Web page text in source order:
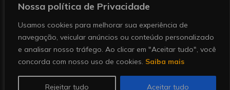
Nossa política de Privacidade
Usamos cookies para melhorar sua experiência de
navegação, veicular anúncios ou conteúdo personalizado
e analisar nosso tráfego. Ao clicar em "Aceitar tudo", você
concorda com nosso uso de cookies. Saiba mais
Rejeitar tudo Aceitar tudo
mineração. Todos direitos reservados.